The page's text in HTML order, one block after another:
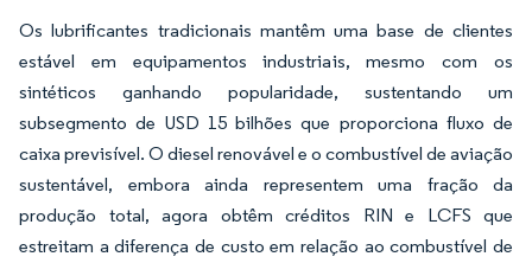
Os lubrificantes tradicionais mantêm uma base de clientes
estável em equipamentos industriais, mesmo com os
sintéticos ganhando popularidade, sustentando um
subsegmento de USD 15 bilhões que proporciona fluxo de
caixa previsível. O diesel renovável e o combustível de aviação
sustentável, embora ainda representem uma fração da
produção total, agora obtêm créditos RIN e LCFS que
estreitam a diferença de custo em relação ao combustível de